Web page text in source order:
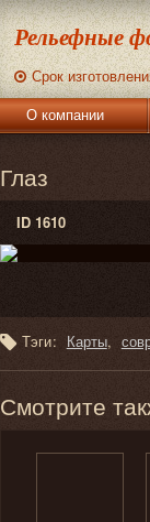
Рельефные
Срок
О компании
Глаз
ID 1610
Тэги: Карты
Смотрите